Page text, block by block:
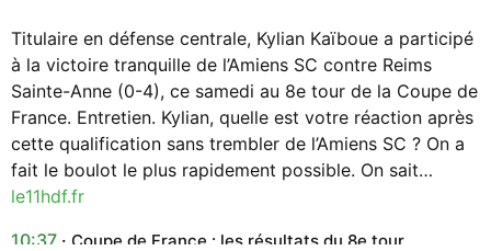
Titulaire en défense centrale, Kylian Kaïboue a participé
à la victoire tranquille de l’Amiens SC contre Reims
Sainte-Anne (0-4), ce samedi au 8e tour de la Coupe de
France. Entretien. Kylian, quelle est votre réaction après
cette qualification sans trembler de l’Amiens SC ? On a
fait le boulot le plus rapidement possible. On sait…
le11hdf.fr
10:37
Coupe de France : les résultats du 8e tour